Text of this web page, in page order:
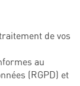
de vos
au
(RGPD) et